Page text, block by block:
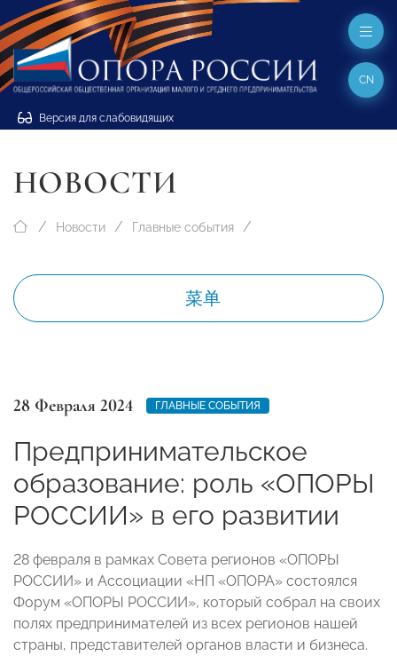
Версия для слабовидящих
CN
НОВОСТИ
Новости Главные события
菜单
28 Февраля 2024 ГЛАВНЫЕ СОБЫТИЯ
Предпринимательское
образование: роль «ОПОРЫ
РОССИИ» в его развитии
28 февраля в рамках Совета регионов «ОПОРЫ
РОССИИ» и Ассоциации «НП «ОПОРА» состоялся
Форум «ОПОРЫ РОССИИ», который собрал на своих
полях предпринимателей из всех регионов нашей
страны, представителей органов власти и бизнеса.